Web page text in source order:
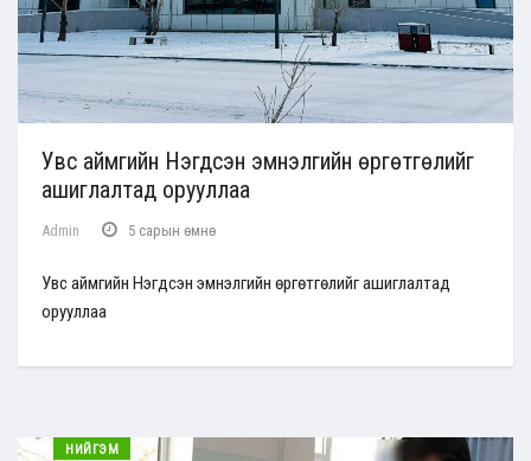
Увс аймгийн Нэгдсэн эмнэлгийн өргөтгөлийг
ашиглалтад орууллаа
Admin 5 сарын өмнө
Увс аймгийн Нэгдсэн эмнэлгийн өргөтгөлийг ашиглалтад
орууллаа
НИЙГЭМ